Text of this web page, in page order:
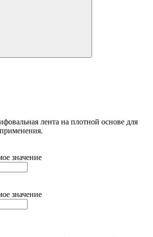
лента на плотной основе для
значение
значение